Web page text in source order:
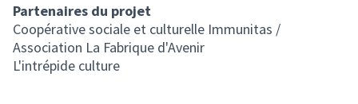
Partenaires du projet
Coopérative sociale et culturelle Immunitas /
Association La Fabrique d'Avenir
L'intrépide culture